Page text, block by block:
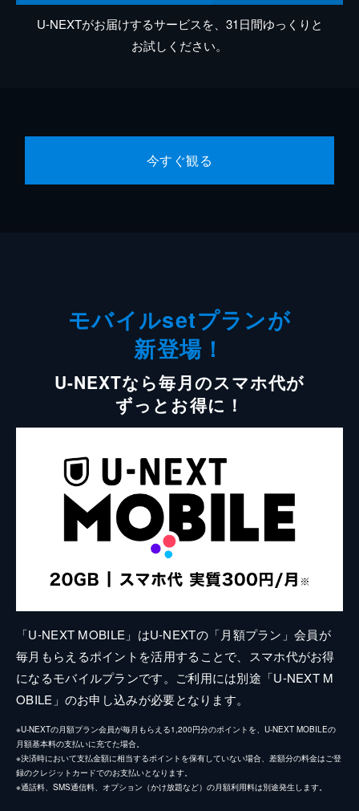
U-NEXTがお届けするサービスを、31日間ゆっくりと
お試しください。
今すぐ観る
モバイルsetプランが
新登場！
U-NEXTなら毎月のスマホ代が
ずっとお得に！
「U-NEXT MOBILE」はU-NEXTの「月額プラン」会員が
毎月もらえるポイントを活用することで、スマホ代がお得
になるモバイルプランです。ご利用には別途「U-NEXT M
OBILE」のお申し込みが必要となります。
※U-NEXTの月額プラン会員が毎月もらえる1,200円分のポイントを、U-NEXT MOBILEの
月額基本料の支払いに充てた場合。
※決済時において支払金額に相当するポイントを保有していない場合、差額分の料金はご登
録のクレジットカードでのお支払いとなります。
※通話料、SMS通信料、オプション（かけ放題など）の月額利用料は別途発生します。